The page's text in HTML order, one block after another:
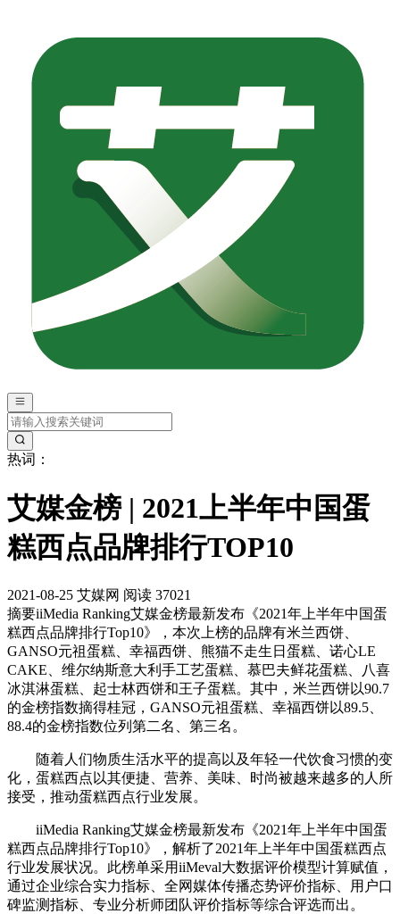
热词：
艾媒金榜 | 2021上半年中国蛋
糕西点品牌排行TOP10
2021-08-25 艾媒网 阅读 37021
摘要iiMedia Ranking艾媒金榜最新发布《2021年上半年中国蛋
糕西点品牌排行Top10》，本次上榜的品牌有米兰西饼、
GANSO元祖蛋糕、幸福西饼、熊猫不走生日蛋糕、诺心LE
CAKE、维尔纳斯意大利手工艺蛋糕、慕巴夫鲜花蛋糕、八喜
冰淇淋蛋糕、起士林西饼和王子蛋糕。其中，米兰西饼以90.7
的金榜指数摘得桂冠，GANSO元祖蛋糕、幸福西饼以89.5、
88.4的金榜指数位列第二名、第三名。
随着人们物质生活水平的提高以及年轻一代饮食习惯的变
化，蛋糕西点以其便捷、营养、美味、时尚被越来越多的人所
接受，推动蛋糕西点行业发展。
iiMedia Ranking艾媒金榜最新发布《2021年上半年中国蛋
糕西点品牌排行Top10》，解析了2021年上半年中国蛋糕西点
行业发展状况。此榜单采用iiMeval大数据评价模型计算赋值，
通过企业综合实力指标、全网媒体传播态势评价指标、用户口
碑监测指标、专业分析师团队评价指标等综合评选而出。